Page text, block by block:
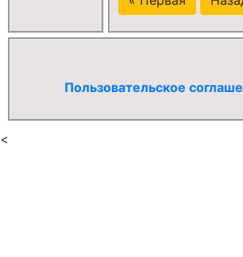
Пользовательское
<